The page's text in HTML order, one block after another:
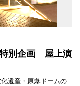
特別企画 屋上演
遺産・原爆ドームの